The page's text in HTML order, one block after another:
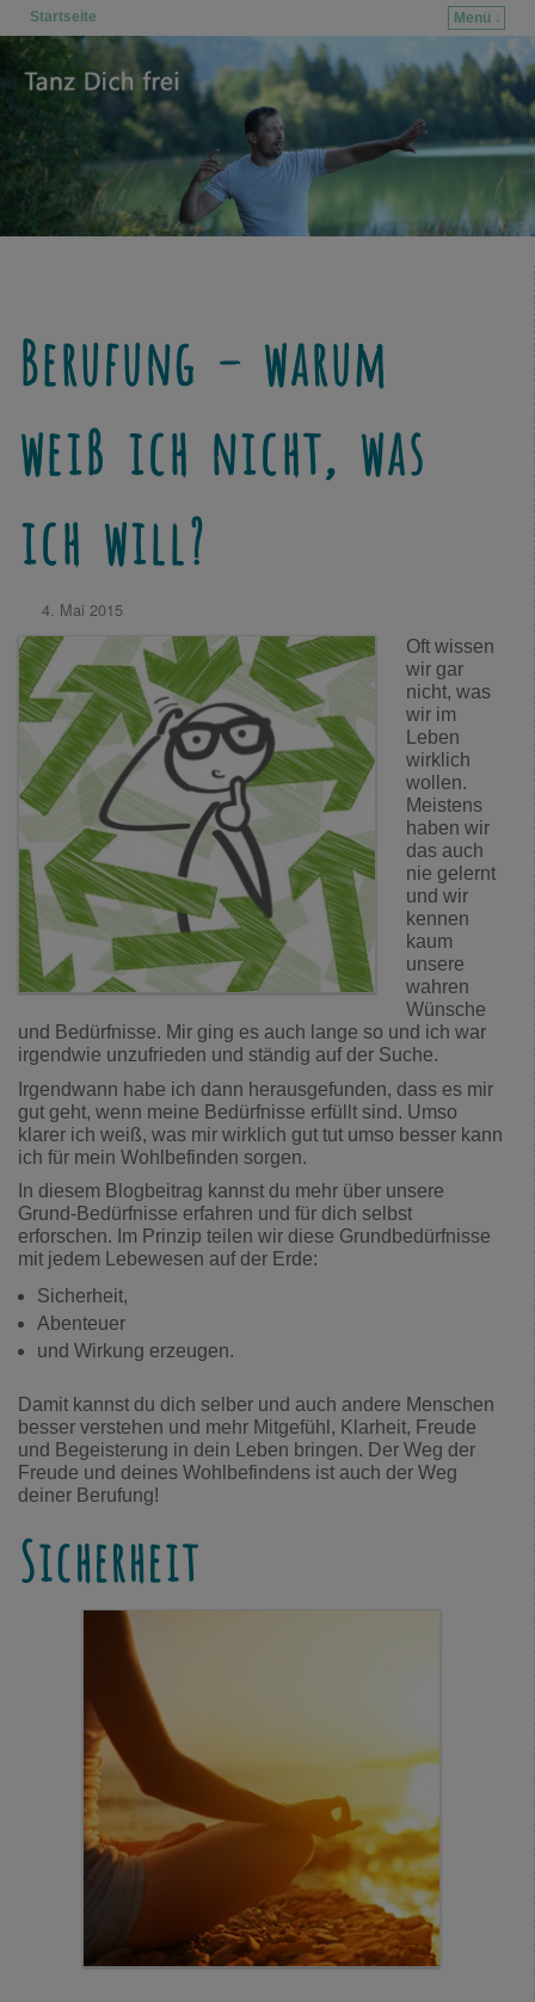
Startseite
Menü ↓
Zum Inhalt wechseln
Zum sekundären Inhalt wechseln
Berufung – warum
weiß ich nicht, was
ich will?
4. Mai 2015
Oft wissen
wir gar
nicht, was
wir im
Leben
wirklich
wollen.
Meistens
haben wir
das auch
nie gelernt
und wir
kennen
kaum
unsere
wahren
Wünsche
und Bedürfnisse. Mir ging es auch lange so und ich war
irgendwie unzufrieden und ständig auf der Suche.
Irgendwann habe ich dann herausgefunden, dass es mir
gut geht, wenn meine Bedürfnisse erfüllt sind. Umso
klarer ich weiß, was mir wirklich gut tut umso besser kann
ich für mein Wohlbefinden sorgen.
In diesem Blogbeitrag kannst du mehr über unsere
Grund-Bedürfnisse erfahren und für dich selbst
erforschen. Im Prinzip teilen wir diese Grundbedürfnisse
mit jedem Lebewesen auf der Erde:
Sicherheit,
Abenteuer
und Wirkung erzeugen.
Damit kannst du dich selber und auch andere Menschen
besser verstehen und mehr Mitgefühl, Klarheit, Freude
und Begeisterung in dein Leben bringen. Der Weg der
Freude und deines Wohlbefindens ist auch der Weg
deiner Berufung!
Sicherheit